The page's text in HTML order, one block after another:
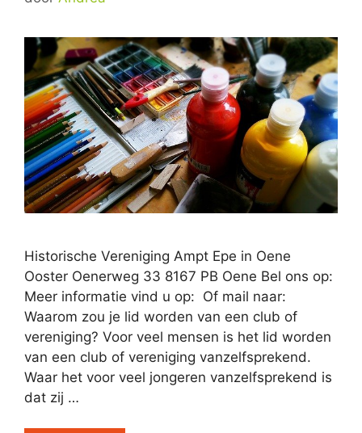
Historische Vereniging Ampt Epe in Oene
Ooster Oenerweg 33 8167 PB Oene Bel ons op:
Meer informatie vind u op: Of mail naar:
Waarom zou je lid worden van een club of
vereniging? Voor veel mensen is het lid worden
van een club of vereniging vanzelfsprekend.
Waar het voor veel jongeren vanzelfsprekend is
dat zij …